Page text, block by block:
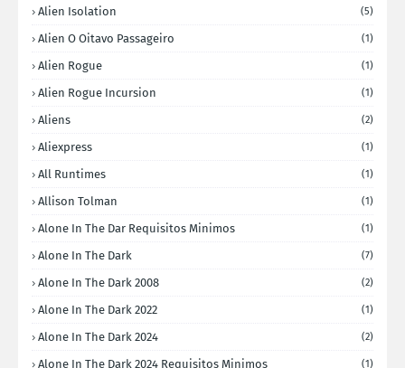
Alien Isolation (5)
Alien O Oitavo Passageiro (1)
Alien Rogue (1)
Alien Rogue Incursion (1)
Aliens (2)
Aliexpress (1)
All Runtimes (1)
Allison Tolman (1)
Alone In The Dar Requisitos Minimos (1)
Alone In The Dark (7)
Alone In The Dark 2008 (2)
Alone In The Dark 2022 (1)
Alone In The Dark 2024 (2)
Alone In The Dark 2024 Requisitos Minimos (1)